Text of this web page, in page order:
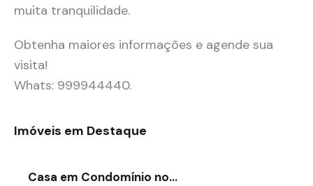
muita tranquilidade.
Obtenha maiores informações e agende sua
visita!
Whats: 999944440.
Imóveis em Destaque
Casa em Condomínio no…